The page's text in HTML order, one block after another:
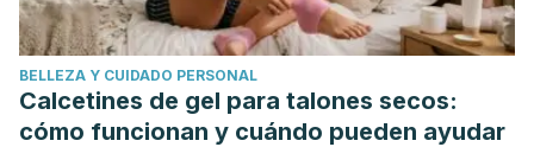
BELLEZA Y CUIDADO PERSONAL
Calcetines de gel para talones secos:
cómo funcionan y cuándo pueden ayudar